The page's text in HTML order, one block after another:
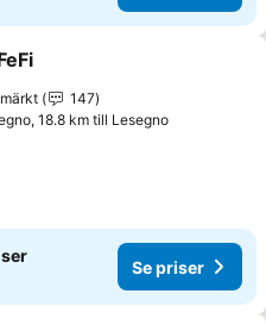
till i Mina Favoriter
147
18.8 km till Lesegno
Se priser